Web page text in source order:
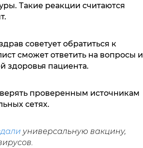
Такие реакции считаются
советует обратиться к
сможет ответить на вопросы и
здоровья пациента.
проверенным источникам
сетях.
универсальную вакцину,